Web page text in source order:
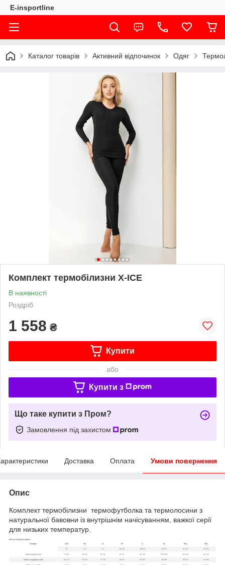
E-insportline
Каталог товарів Активний відпочинок Одяг
Комплект термобілизни X-ICE
В наявності
Роздріб
1 558 ₴
Купити
або
Купити з
Що таке купити з Пром?
Замовлення під захистом
Доставка Оплата Умови повернення
Опис
Комплект термобілизни термофутболка та термолосини з
натуральної бавовни із внутрішнім начісуванням, важкої серії
для низьких температур.